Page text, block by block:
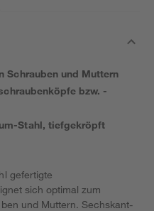
Schrauben und Muttern
bzw. -
Stahl, tiefgekröpft
gefertigte
sich optimal zum
und Muttern. Sechskant-